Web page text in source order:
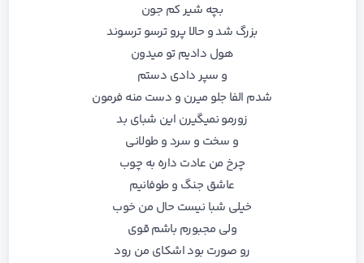
ﺑﭽﻪ ﺷﻴﺮ ﻛﻢ ﺟﻮن
ﺑﺰرگ ﺷﺪ و ﺣﺎﻟﺎ ﭘﺮو ﺗﺮﺳﻮ ﺗﺮﺳﻮﻧﺪ
ﻫﻮل دادﻳﻢ ﺗﻮ ﻣﻴﺪون
و ﺳﭙﺮ دادی دﺳﺘﻢ
ﺷﺪم اﻟﻔﺎ ﺟﻠﻮ ﻣﻴﺮن و دﺳﺖ ﻣﻨﻪ ﻓﺮﻣﻮن
زورﻣﻮ ﻧﻤﻴﮕﻴﺮن اﻳﻦ ﺷﺒﺎی ﺑﺪ
و ﺳﺨﺖ و ﺳﺮد و ﻃﻮﻟﺎﻧﻰ
ﭼﺮخ ﻣﻦ ﻋﺎدت داره ﺑﻪ ﭼﻮب
ﻋﺎﺷﻖ ﺟﻨﮓ و ﻃﻮﻓﺎﻧﻴﻢ
ﺧﻴﻠﻰ ﺷﺒﺎ ﻧﻴﺴﺖ ﺣﺎل ﻣﻦ ﺧﻮب
وﻟﻰ ﻣﺠﺒﻮرم ﺑﺎﺷﻢ ﻗﻮی
رو ﺻﻮرت ﺑﻮد اﺷﻜﺎی ﻣﻦ رود